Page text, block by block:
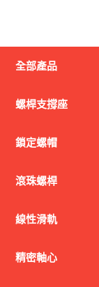
全部產品
螺桿支撐座
鎖定螺帽
滾珠螺桿
線性滑軌
精密軸心